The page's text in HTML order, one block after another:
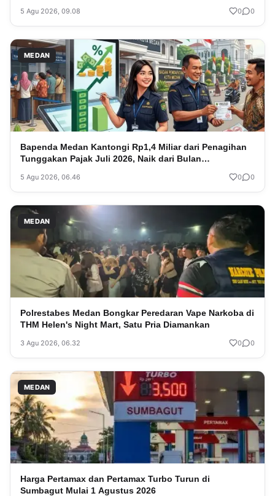
5 Agu 2026, 09.08 0 0
MEDAN
Bapenda Medan Kantongi Rp1,4 Miliar dari Penagihan
Tunggakan Pajak Juli 2026, Naik dari Bulan
5 Agu 2026, 06.46 0 0
MEDAN
Polrestabes Medan Bongkar Peredaran Vape Narkoba di
THM Helen's Night Mart, Satu Pria Diamankan
3 Agu 2026, 06.32 0 0
MEDAN
Harga Pertamax dan Pertamax Turbo Turun di
Sumbagut Mulai 1 Agustus 2026